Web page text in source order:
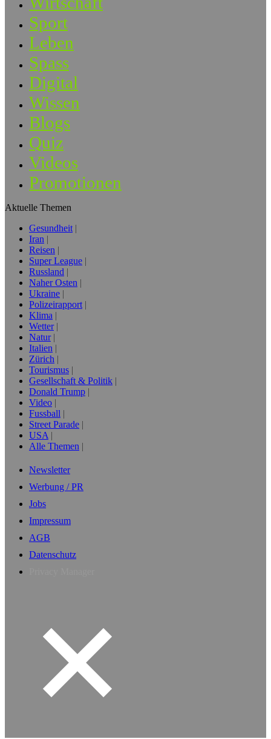
Sport
Leben
Spass
Digital
Wissen
Blogs
Quiz
Videos
Promotionen
Aktuelle Themen
Gesundheit
Iran
Reisen
Super League
Russland
Naher Osten
Ukraine
Polizeirapport
Klima
Wetter
Natur
Italien
Zürich
Tourismus
Gesellschaft & Politik
Donald Trump
Video
Fussball
Street Parade
USA
Alle Themen
Newsletter
Werbung / PR
Jobs
Impressum
AGB
Datenschutz